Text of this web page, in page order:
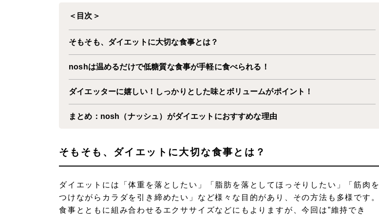
＜目次＞
そもそも、ダイエットに大切な食事とは？
noshは温めるだけで低糖質な食事が手軽に食べられる！
ダイエッターに嬉しい！しっかりとした味とボリュームがポイント！
まとめ：nosh（ナッシュ）がダイエットにおすすめな理由
そもそも、ダイエットに大切な食事とは？
ダイエットには「体重を落としたい」「脂肪を落としてほっそりしたい」「筋肉を
つけながらカラダを引き締めたい」など様々な目的があり、その方法も多様です。
食事とともに組み合わせるエクササイズなどにもよりますが、今回は”維持でき